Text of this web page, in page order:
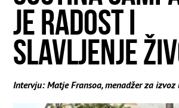
JE RADOST I
SLAVLJENJE
Intervju: Matje Fransoa, menadžer za izvoz